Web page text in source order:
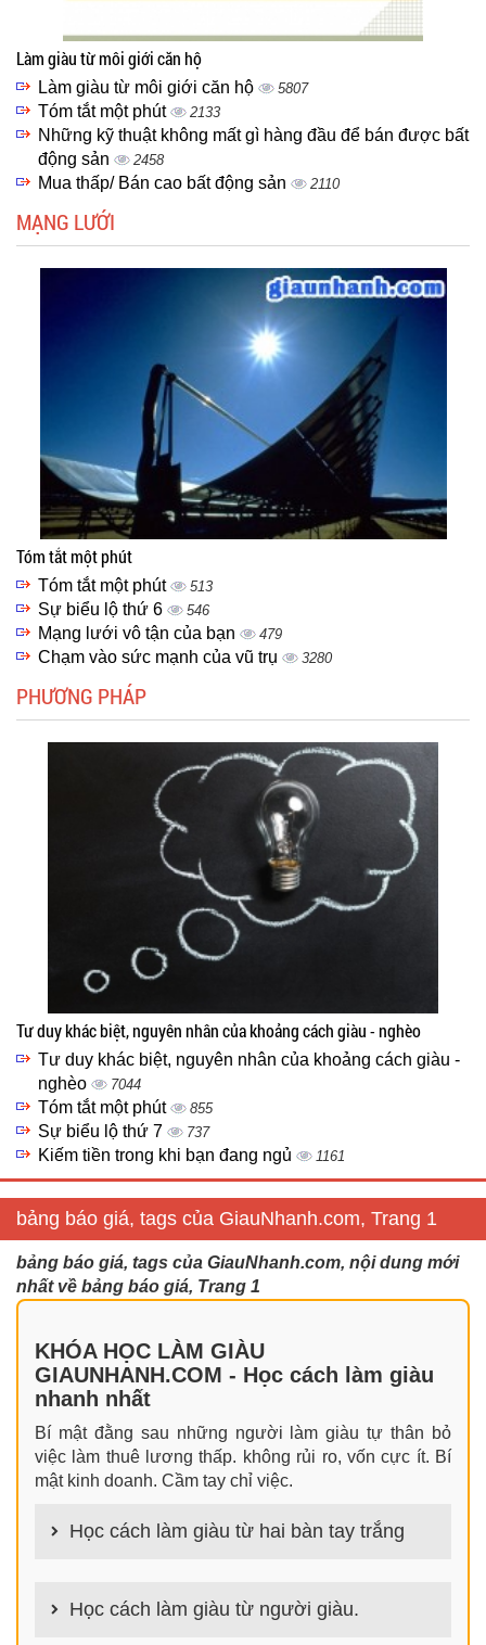
Làm giàu từ môi giới căn hộ
Làm giàu từ môi giới căn hộ 5807
Tóm tắt một phút 2133
Những kỹ thuật không mất gì hàng đầu để bán được bất
động sản
2458
Mua thấp/ Bán cao bất động sản 2110
MẠNG LƯỚI
Tóm tắt một phút
Tóm tắt một phút 513
Sự biểu lộ thứ 6 546
Mạng lưới vô tận của bạn 479
Chạm vào sức mạnh của vũ trụ 3280
PHƯƠNG PHÁP
Tư duy khác biệt, nguyên nhân của khoảng cách giàu - nghèo
Tư duy khác biệt, nguyên nhân của khoảng cách giàu -
nghèo
7044
Tóm tắt một phút 855
Sự biểu lộ thứ 7 737
Kiếm tiền trong khi bạn đang ngủ 1161
bảng báo giá, tags của GiauNhanh.com, Trang 1
bảng báo giá, tags của GiauNhanh.com, nội dung mới
nhất về bảng báo giá, Trang 1
KHÓA HỌC LÀM GIÀU
GIAUNHANH.COM - Học cách làm giàu
nhanh nhất
Bí mật đằng sau những người làm giàu tự thân bỏ
việc làm thuê lương thấp. không rủi ro, vốn cực ít. Bí
mật kinh doanh. Cầm tay chỉ việc.
Học cách làm giàu từ hai bàn tay trắng
nhưng hiệu quả bất ngờ. Bạn có thể thành công ngay
cả khi không có gì trong tay.
Học cách làm giàu từ người giàu.